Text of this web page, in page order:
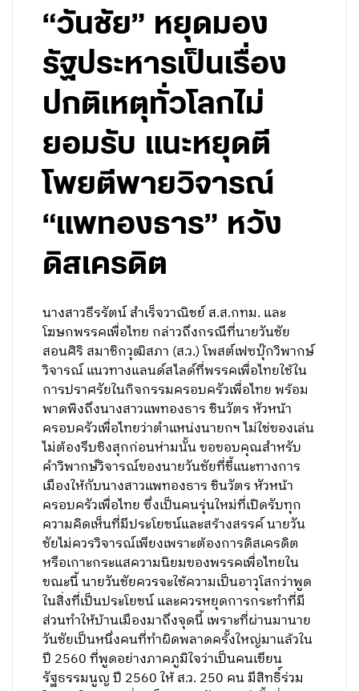
“วันชัย” หยุดมอง
รัฐประหารเป็นเรื่อง
ปกติเหตุทั่วโลกไม่
ยอมรับ แนะหยุดตี
โพยตีพายวิจารณ์
“แพทองธาร” หวัง
ดิสเครดิต
นางสาวธีรรัตน์ สำเร็จวาณิชย์ ส.ส.กทม. และ
โฆษกพรรคเพื่อไทย กล่าวถึงกรณีที่นายวันชัย
สอนศิริ สมาชิกวุฒิสภา (ส.ว.) โพสต์เฟซบุ๊กวิพากษ์
วิจารณ์ แนวทางแลนด์สไลด์ที่พรรคเพื่อไทยใช้ใน
การปราศรัยในกิจกรรมครอบครัวเพื่อไทย พร้อม
พาดพิงถึงนางสาวแพทองธาร ชินวัตร หัวหน้า
ครอบครัวเพื่อไทยว่าตำแหน่งนายกฯ ไม่ใช่ของเล่น
ไม่ต้องรีบชิงสุกก่อนห่ามนั้น ขอขอบคุณสำหรับ
คำวิพากษ์วิจารณ์ของนายวันชัยที่ชี้แนะทางการ
เมืองให้กับนางสาวแพทองธาร ชินวัตร หัวหน้า
ครอบครัวเพื่อไทย ซึ่งเป็นคนรุ่นใหม่ที่เปิดรับทุก
ความคิดเห็นที่มีประโยชน์และสร้างสรรค์ นายวัน
ชัยไม่ควรวิจารณ์เพียงเพราะต้องการดิสเครดิต
หรือเกาะกระแสความนิยมของพรรคเพื่อไทยใน
ขณะนี้ นายวันชัยควรจะใช้ความเป็นอาวุโสกว่าพูด
ในสิ่งที่เป็นประโยชน์ และควรหยุดการกระทำที่มี
ส่วนทำให้บ้านเมืองมาถึงจุดนี้ เพราะที่ผ่านมานาย
วันชัยเป็นหนึ่งคนที่ทำผิดพลาดครั้งใหญ่มาแล้วใน
ปี 2560 ที่พูดอย่างภาคภูมิใจว่าเป็นคนเขียน
รัฐธรรมนูญ ปี 2560 ให้ ส.ว. 250 คน มีสิทธิ์ร่วม